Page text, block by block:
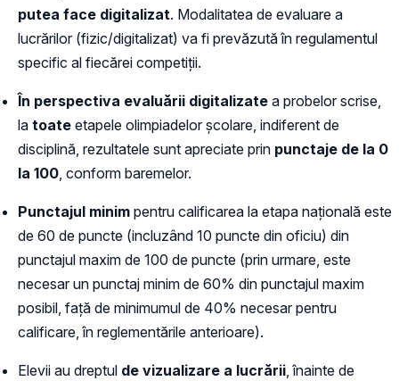
putea face digitalizat. Modalitatea de evaluare a
lucrărilor (fizic/digitalizat) va fi prevăzută în regulamentul
specific al fiecărei competiții.
În perspectiva evaluării digitalizate a probelor scrise,
la toate etapele olimpiadelor şcolare, indiferent de
disciplină, rezultatele sunt apreciate prin punctaje de la 0
la 100 , conform baremelor.
Punctajul minim pentru calificarea la etapa națională este
de 60 de puncte (incluzând 10 puncte din oficiu) din
punctajul maxim de 100 de puncte (prin urmare, este
necesar un punctaj minim de 60% din punctajul maxim
posibil, față de minimumul de 40% necesar pentru
calificare, în reglementările anterioare).
Elevii au dreptul de vizualizare a lucrării , înainte de